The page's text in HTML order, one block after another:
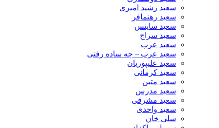
سعید رشید امیری
سعید رهنمافر
سعید ساینس
سعید سراج
سعید عرب
سعید عرب – چه ساده رفتی
سعید علیپوریان
سعید کرمانی
سعید متین
سعید مدرس
سعید مشرقی
سعید واحدی
سلی خان